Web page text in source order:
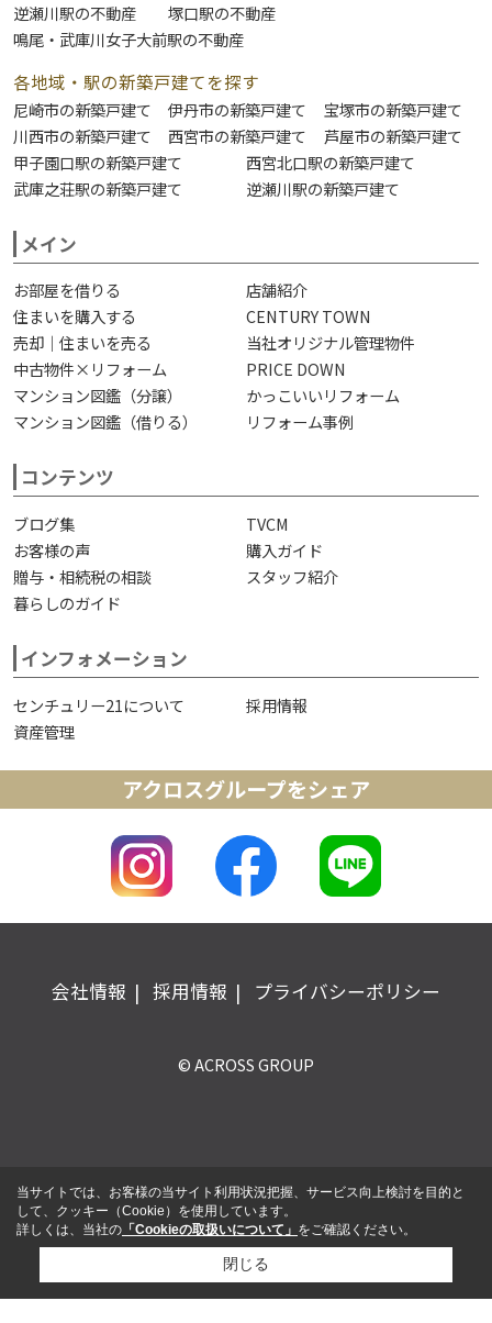
逆瀬川駅の不動産
塚口駅の不動産
鳴尾・武庫川女子大前駅の不動産
各地域・駅の新築戸建てを探す
尼崎市の新築戸建て 伊丹市の新築戸建て
宝塚市の新築戸建て
川西市の新築戸建て
西宮市の新築戸建て
芦屋市の新築戸建て
甲子園口駅の新築戸建て
西宮北口駅の新築戸建て
武庫之荘駅の新築戸建て
逆瀬川駅の新築戸建て
メイン
お部屋を借りる
店舗紹介
住まいを購入する
CENTURY TOWN
売却｜住まいを売る
当社オリジナル管理物件
中古物件×リフォーム
PRICE DOWN
マンション図鑑（分譲）
かっこいいリフォーム
マンション図鑑（借りる）
リフォーム事例
コンテンツ
ブログ集
TVCM
お客様の声
購入ガイド
贈与・相続税の相談
スタッフ紹介
暮らしのガイド
インフォメーション
センチュリー21について
採用情報
資産管理
アクロスグループをシェア
会社情報 採用情報 プライバシーポリシー
© ACROSS GROUP
当サイトでは、お客様の当サイト利用状況把握、サービス向上検討を目的と
して、クッキー（Cookie）を使用しています。
詳しくは、当社の 「Cookieの取扱いについて」 をご確認ください。
閉じる